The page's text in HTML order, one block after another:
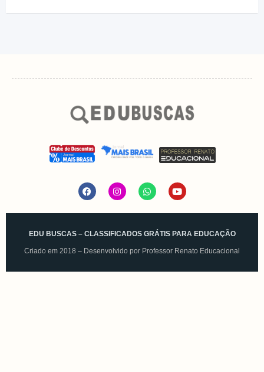
EDU BUSCAS – CLASSIFICADOS GRÁTIS PARA EDUCAÇÃO
Criado em 2018 – Desenvolvido por Professor Renato Educacional